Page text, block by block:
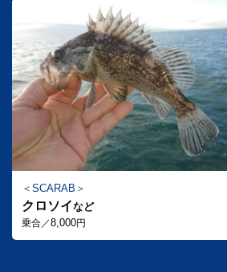
SCARAB
クロソイなど
乗合／8,000円